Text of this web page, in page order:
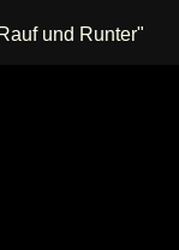
und Runter"